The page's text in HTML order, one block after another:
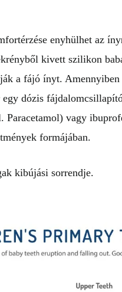
enyhülhet az
kivett szilikon
a fájó ínyt.
dózis
Paracetamol) vagy
formájában.
kibújási sorrendje.